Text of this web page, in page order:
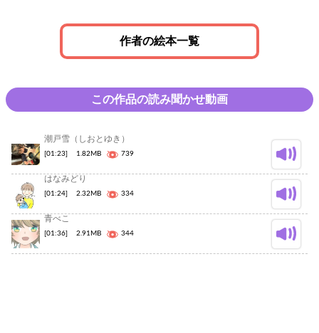
作者の絵本一覧
この作品の読み聞かせ動画
潮戸雪（しおとゆき）
[01:23] 1.82MB 739
はなみどり
[01:24] 2.32MB 334
青べこ
[01:36] 2.91MB 344